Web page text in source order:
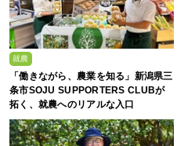
就農
「働きながら、農業を知る」新潟県三
条市SOJU SUPPORTERS CLUBが
拓く、就農へのリアルな入口